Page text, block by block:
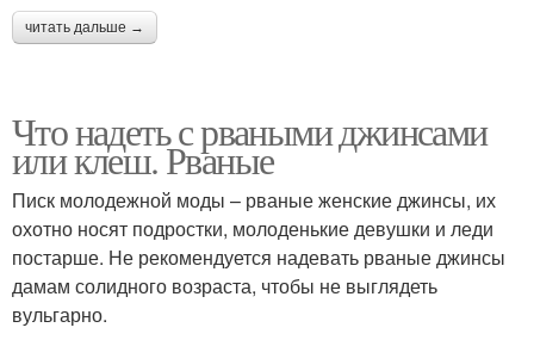
читать дальше →
Что надеть с рваными джинсами
или клеш. Рваные
Писк молодежной моды – рваные женские джинсы, их
охотно носят подростки, молоденькие девушки и леди
постарше. Не рекомендуется надевать рваные джинсы
дамам солидного возраста, чтобы не выглядеть
вульгарно.